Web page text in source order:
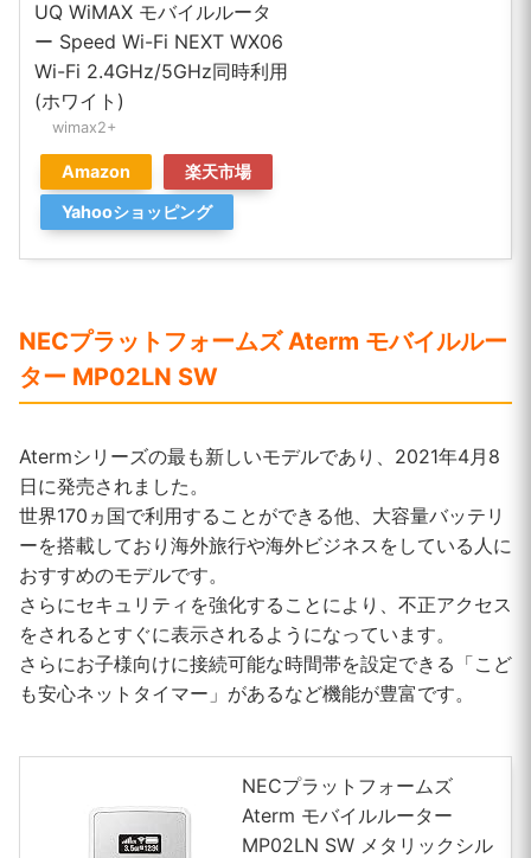
UQ WiMAX モバイルルータ
ー Speed Wi-Fi NEXT WX06
Wi-Fi 2.4GHz/5GHz同時利用
(ホワイト)
wimax2+
Amazon
楽天市場
Yahooショッピング
NECプラットフォームズ Aterm モバイルルー
ター MP02LN SW
Atermシリーズの最も新しいモデルであり、2021年4月8
日に発売されました。
世界170ヵ国で利用することができる他、大容量バッテリ
ーを搭載しており海外旅行や海外ビジネスをしている人に
おすすめのモデルです。
さらにセキュリティを強化することにより、不正アクセス
をされるとすぐに表示されるようになっています。
さらにお子様向けに接続可能な時間帯を設定できる「こど
も安心ネットタイマー」があるなど機能が豊富です。
NECプラットフォームズ
Aterm モバイルルーター
MP02LN SW メタリックシル